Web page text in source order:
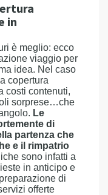
in
è meglio: ecco
viaggio per
idea. Nel caso
copertura
costi contenuti,
sorprese…che
Le
di
partenza che
e il rimpatrio
sono infatti a
in anticipo e
di
offerte